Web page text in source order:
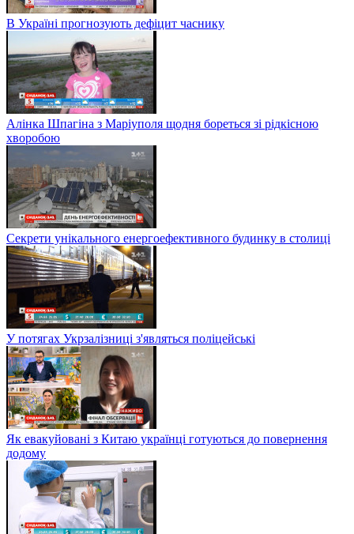
В Україні прогнозують дефіцит часнику
Алінка Шпагіна з Маріуполя щодня бореться зі рідкісною
хворобою
Секрети унікального енергоефективного будинку в столиці
У потягах Укрзалізниці з'являться поліцейські
Як евакуйовані з Китаю українці готуються до повернення
додому